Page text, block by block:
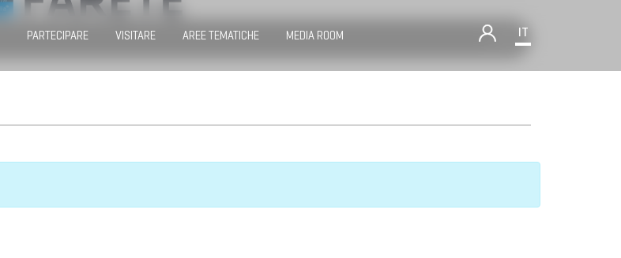
PARTECIPARE VISITARE AREE TEMATICHE MEDIA ROOM IT